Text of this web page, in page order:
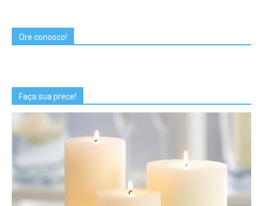
Ore conosco!
Faça sua prece!